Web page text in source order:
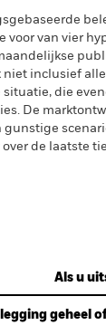
van vier
inclusief
die
De
de laatste
Als u
geheel